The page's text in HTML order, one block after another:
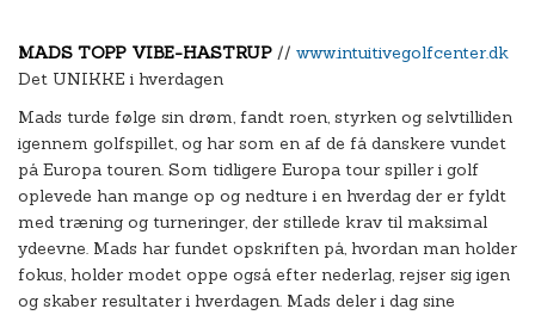
MADS TOPP VIBE-HASTRUP // www.intuitivegolfcenter.dk
Det UNIKKE i hverdagen
Mads turde følge sin drøm, fandt roen, styrken og selvtilliden
igennem golfspillet, og har som en af de få danskere vundet
på Europa touren. Som tidligere Europa tour spiller i golf
oplevede han mange op og nedture i en hverdag der er fyldt
med træning og turneringer, der stillede krav til maksimal
ydeevne. Mads har fundet opskriften på, hvordan man holder
fokus, holder modet oppe også efter nederlag, rejser sig igen
og skaber resultater i hverdagen. Mads deler i dag sine